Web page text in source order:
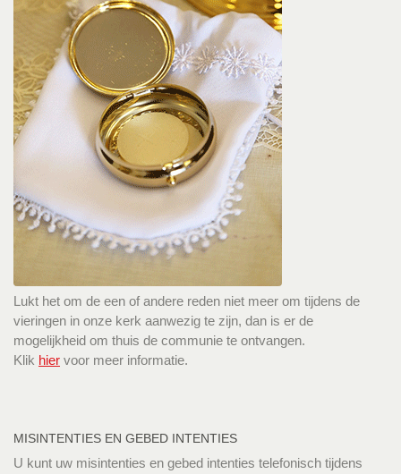
Lukt het om de een of andere reden niet meer om tijdens de
vieringen in onze kerk aanwezig te zijn, dan is er de
mogelijkheid om thuis de communie te ontvangen.
Klik hier voor meer informatie.
MISINTENTIES EN GEBED INTENTIES
U kunt uw misintenties en gebed intenties telefonisch tijdens